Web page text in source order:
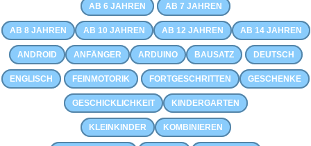
AB 6 JAHREN AB 7 JAHREN
AB 8 JAHREN AB 10 JAHREN AB 12 JAHREN AB 14 JAHREN
ANDROID ANFÄNGER ARDUINO BAUSATZ DEUTSCH
ENGLISCH FEINMOTORIK FORTGESCHRITTEN GESCHENKE
GESCHICKLICHKEIT KINDERGARTEN
KLEINKINDER KOMBINIEREN